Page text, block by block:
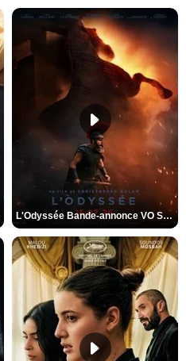
L'Odyssée Bande-annonce VO STFR